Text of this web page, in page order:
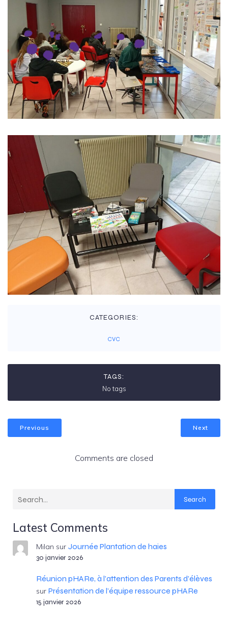
CATEGORIES:
CVC
TAGS:
No tags
Previous Next
Comments are closed
Search
Latest Comments
Milan sur Journée Plantation de haies
30 janvier 2026
Réunion pHARe, à l’attention des Parents d’élèves
sur Présentation de l’équipe ressource pHARe
15 janvier 2026